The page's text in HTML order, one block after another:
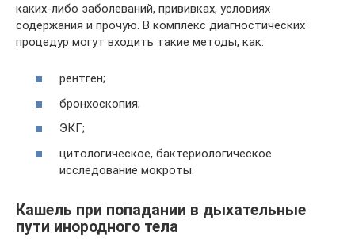
каких-либо заболеваний, прививках, условиях
содержания и прочую. В комплекс диагностических
процедур могут входить такие методы, как:
рентген;
бронхоскопия;
ЭКГ;
цитологическое, бактериологическое
исследование мокроты.
Кашель при попадании в дыхательные
пути инородного тела